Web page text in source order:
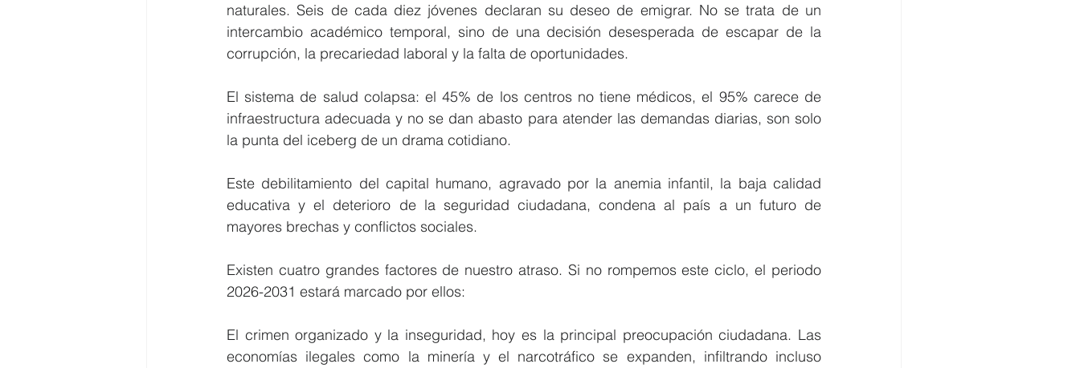
naturales. Seis de cada diez jóvenes declaran su deseo de emigrar. No se trata de un
intercambio académico temporal, sino de una decisión desesperada de escapar de la
corrupción, la precariedad laboral y la falta de oportunidades.
El sistema de salud colapsa: el 45% de los centros no tiene médicos, el 95% carece de
infraestructura adecuada y no se dan abasto para atender las demandas diarias, son solo
la punta del iceberg de un drama cotidiano.
Este debilitamiento del capital humano, agravado por la anemia infantil, la baja calidad
educativa y el deterioro de la seguridad ciudadana, condena al país a un futuro de
mayores brechas y conflictos sociales.
Existen cuatro grandes factores de nuestro atraso. Si no rompemos este ciclo, el periodo
2026-2031 estará marcado por ellos:
El crimen organizado y la inseguridad, hoy es la principal preocupación ciudadana. Las
economías ilegales como la minería y el narcotráfico se expanden, infiltrando incluso